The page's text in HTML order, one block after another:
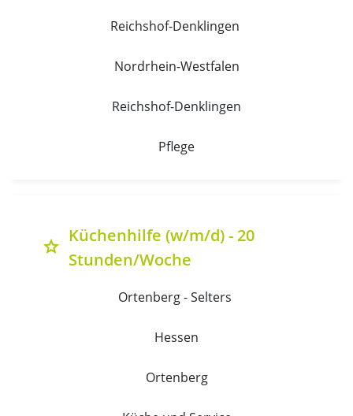
Reichshof-Denklingen
Nordrhein-Westfalen
Reichshof-Denklingen
Pflege
grade
Küchenhilfe (w/m/d) - 20
Stunden/Woche
Ortenberg - Selters
Hessen
Ortenberg